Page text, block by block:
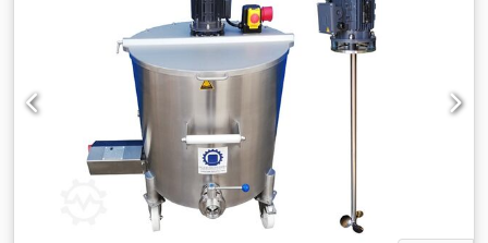
motor miješalice Materijal: nehrđajući čelik 1.4301 (V2A)
Površina: IIIc / 2B Unutarnji zavareni spojevi brušeni Maks.
radna temperatura: 110°C Radni tlak spremnika:
atmosferski - Vertikalna izvedba na kotačima - Gornji
poklopac: preklopni, 1/2 zavaren, 1/2 sklopiv s inox
zaštitnom rešetkom (uklonjiva) - Donji dio: ravno dno s
bočnim izlazom DN50 DIN11851 i disk ventilom, brtva
EPDM - Prirubnički priključak za miješalo na gornjem
poklopcu - 2x ručke za guranje Propelersko miješalo Snaga:
0,37 kW Broj okretaja: 1410 o/min Radni napon: 3-fazni,